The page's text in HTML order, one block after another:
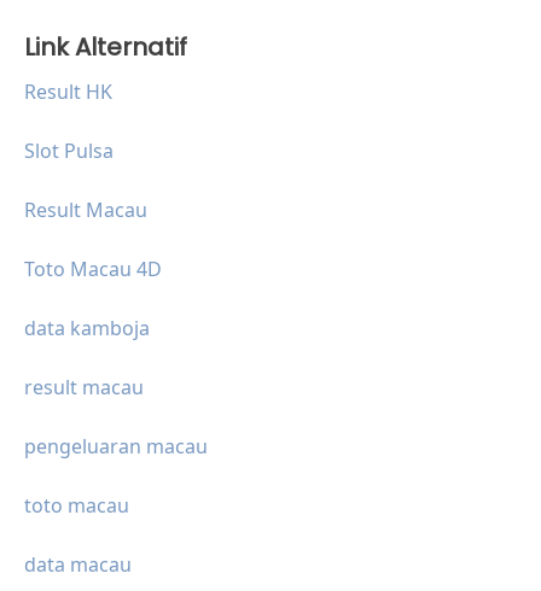
Link Alternatif
Result HK
Slot Pulsa
Result Macau
Toto Macau 4D
data kamboja
result macau
pengeluaran macau
toto macau
data macau